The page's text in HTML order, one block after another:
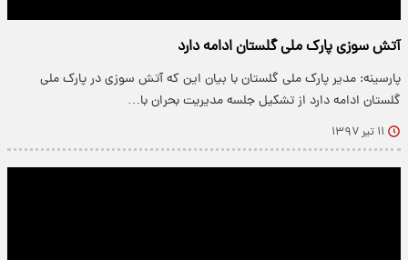
آتش سوزی پارک ملی گلستان ادامه دارد
پارسینه: مدیر پارک ملی گلستان با بیان این که آتش سوزی در پارک ملی
گلستان ادامه دارد از تشکیل جلسه مدیریت بحران با…
۱۱ تیر ۱۳۹۷